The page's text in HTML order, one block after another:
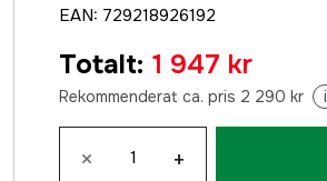
EAN: 729218926192
Totalt: 1 947 kr
Rekommenderat ca. pris 2 290 kr i
× +